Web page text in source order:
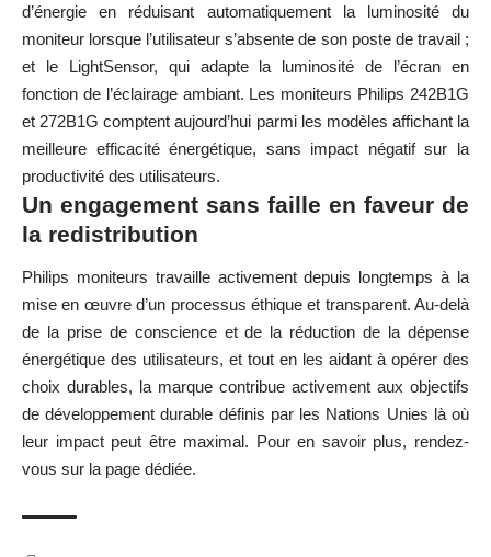
d’énergie en réduisant automatiquement la luminosité du
moniteur lorsque l’utilisateur s’absente de son poste de travail ;
et le LightSensor, qui adapte la luminosité de l’écran en
fonction de l’éclairage ambiant. Les moniteurs Philips 242B1G
et 272B1G comptent aujourd’hui parmi les modèles affichant la
meilleure efficacité énergétique, sans impact négatif sur la
productivité des utilisateurs.
Un engagement sans faille en faveur de
la redistribution
Philips moniteurs travaille activement depuis longtemps à la
mise en œuvre d’un processus éthique et transparent. Au-delà
de la prise de conscience et de la réduction de la dépense
énergétique des utilisateurs, et tout en les aidant à opérer des
choix durables, la marque contribue activement aux objectifs
de développement durable définis par les Nations Unies là où
leur impact peut être maximal. Pour en savoir plus, rendez-
vous sur la page dédiée.